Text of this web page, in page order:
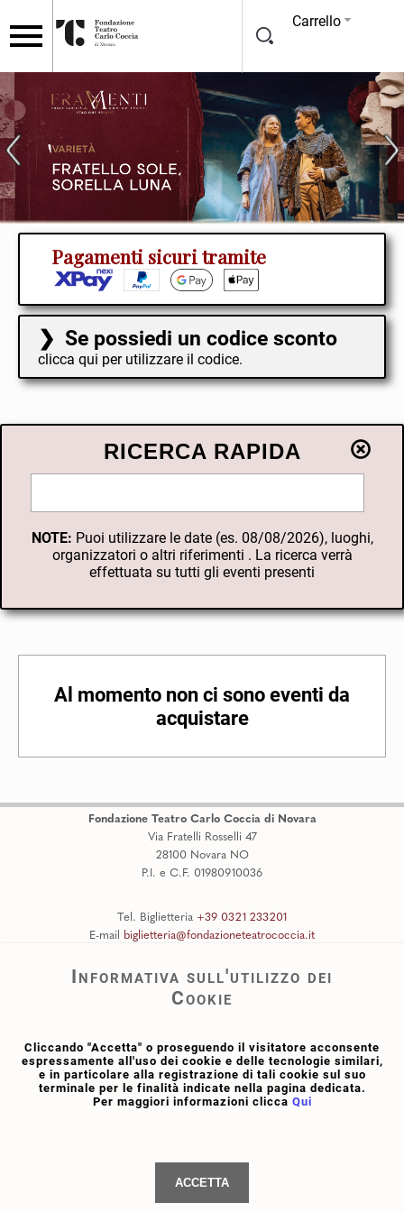
Carrello
Pagamenti sicuri tramite
Se possiedi un codice sconto
clicca qui per utilizzare il codice.
RICERCA RAPIDA
NOTE: Puoi utilizzare le date (es. 08/08/2026), luoghi,
organizzatori o altri riferimenti . La ricerca verrà
effettuata su tutti gli eventi presenti
Al momento non ci sono eventi da
acquistare
Informativa sull'utilizzo dei
Cookie
Cliccando "Accetta" o proseguendo il visitatore acconsente
espressamente all'uso dei cookie e delle tecnologie similari,
e in particolare alla registrazione di tali cookie sul suo
terminale per le finalità indicate nella pagina dedicata.
Per maggiori informazioni clicca Qui
Fondazione Teatro Carlo Coccia di Novara
Via Fratelli Rosselli 47
28100 Novara NO
P.I. e C.F. 01980910036
Tel. Biglietteria +39 0321 233201
E-mail
biglietteria@fondazioneteatrococcia.it
E-mailinfo@fondazioneteatrococcia.it
certificata@pec.fondazioneteatrococcia.it
WHISTLEBLOWING
ISCRIVITI ALLA NEWSLETTER
ISCRIVITI AL SERVIZIO WHATSAPP